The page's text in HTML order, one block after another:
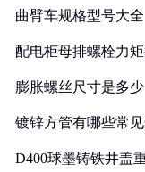
曲臂车规格型号大全
配电柜母排螺栓力
膨胀螺丝尺寸是多少
镀锌方管有哪些常
D400球墨铸铁井盖